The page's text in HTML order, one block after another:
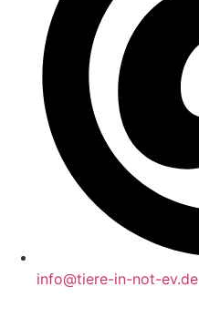
info@tiere-in-not-ev.de